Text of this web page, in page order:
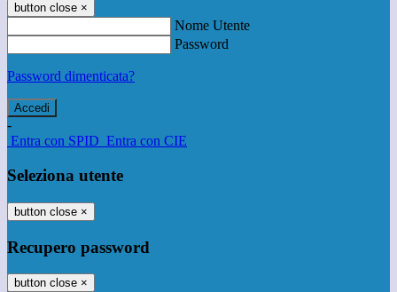
button close ×
Nome Utente
Password
Password dimenticata?
-
Entra con SPID Entra con CIE
Seleziona utente
button close ×
Recupero password
button close ×